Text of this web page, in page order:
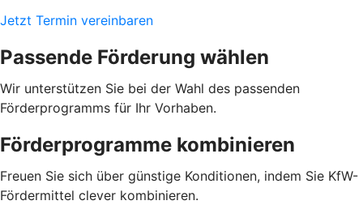
Jetzt Termin vereinbaren
Passende Förderung wählen
Wir unterstützen Sie bei der Wahl des passenden
Förderprogramms für Ihr Vorhaben.
Förderprogramme kombinieren
Freuen Sie sich über günstige Konditionen, indem Sie KfW-
Fördermittel clever kombinieren.